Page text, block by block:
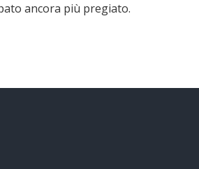
ancora più pregiato.